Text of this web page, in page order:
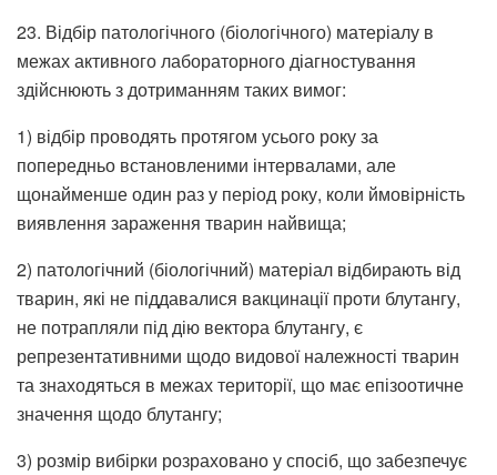
23. Відбір патологічного (біологічного) матеріалу в
межах активного лабораторного діагностування
здійснюють з дотриманням таких вимог:
1) відбір проводять протягом усього року за
попередньо встановленими інтервалами, але
щонайменше один раз у період року, коли ймовірність
виявлення зараження тварин найвища;
2) патологічний (біологічний) матеріал відбирають від
тварин, які не піддавалися вакцинації проти блутангу,
не потрапляли під дію вектора блутангу, є
репрезентативними щодо видової належності тварин
та знаходяться в межах території, що має епізоотичне
значення щодо блутангу;
3) розмір вибірки розраховано у спосіб, що забезпечує